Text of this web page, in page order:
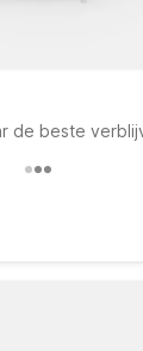
de beste